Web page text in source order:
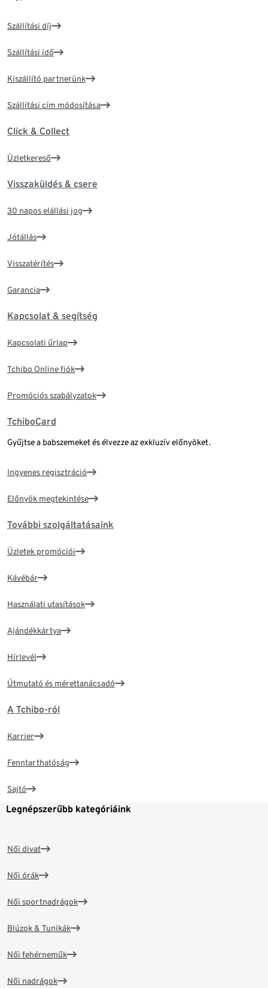
Szállítási díj
Szállítási idő
Kiszállító partnerünk
Szállítási cím módosítása
Click & Collect
Üzletkereső
Visszaküldés & csere
30 napos elállási jog
Jótállás
Visszatérítés
Garancia
Kapcsolat & segítség
Kapcsolati űrlap
Tchibo Online fiók
Promóciós szabályzatok
TchiboCard
Gyűjtse a babszemeket és élvezze az exkluzív előnyöket.
Ingyenes regisztráció
Előnyök megtekintése
További szolgáltatásaink
Üzletek promóciói
Kávébár
Használati utasítások
Ajándékkártya
Hírlevél
Útmutató és mérettanácsadó
A Tchibo-ról
Karrier
Fenntarthatóság
Sajtó
Legnépszerűbb kategóriáink
Női divat
Női órák
Női sportnadrágok
Blúzok & Tunikák
Női fehérneműk
Női nadrágok